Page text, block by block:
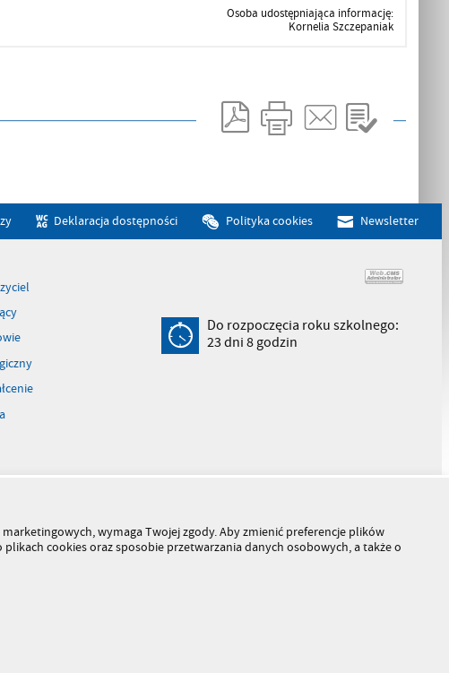
Osoba udostępniająca informację:
Kornelia Szczepaniak
Deklaracja dostępności Polityka cookies Newsletter
Do rozpoczęcia roku szkolnego:
23 dni8 godzin
wymaga Twojej zgody. Aby zmienić preferencje plików
cookies oraz sposobie przetwarzania danych osobowych, a także o